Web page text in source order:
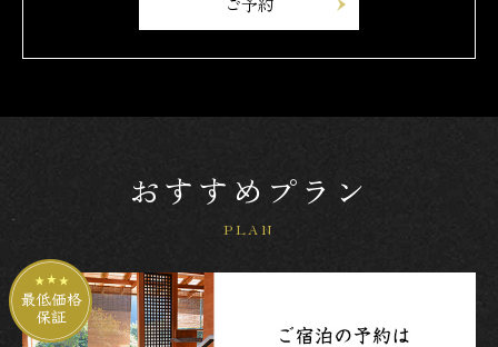
おすすめプラン
PLAN